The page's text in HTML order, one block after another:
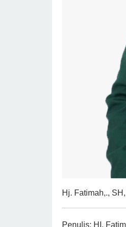
Hj. Fatimah,.,
Penulis: HI.